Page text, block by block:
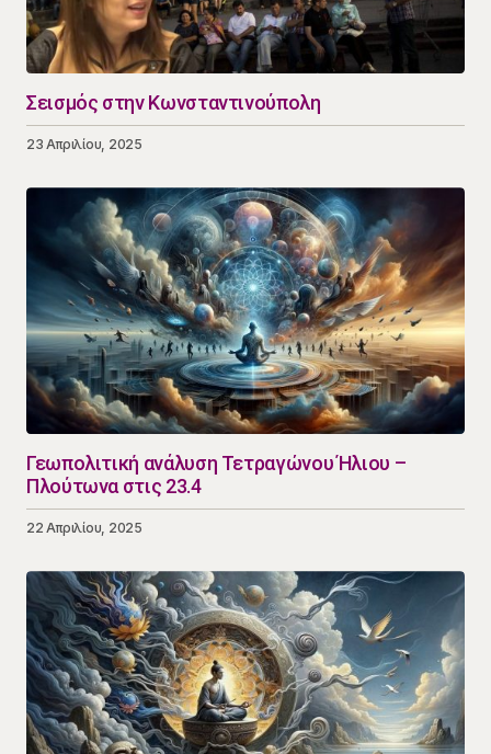
Σεισμός στην Κωνσταντινούπολη
23 Απριλίου, 2025
Γεωπολιτική ανάλυση Τετραγώνου Ήλιου –
Πλούτωνα στις 23.4
22 Απριλίου, 2025